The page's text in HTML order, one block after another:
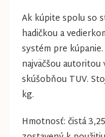
Ak kúpite spolu so
hadičkou a
systém pre
najväčšou
skúšobňou TUV.
kg.
Hmotnosť: čistá